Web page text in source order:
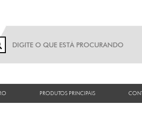
PRODUTOS PRINCIPAIS